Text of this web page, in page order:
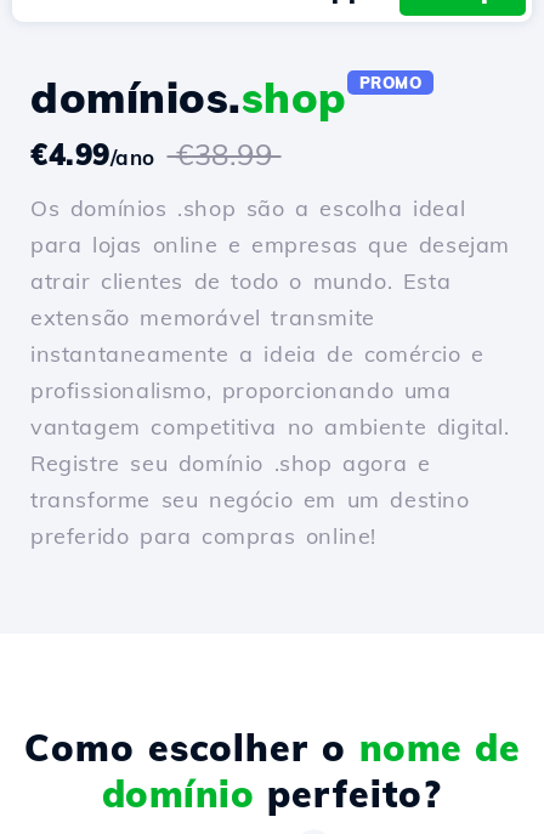
domínios.shop PROMO
€4.99/ano €38.99
Os domínios .shop são a escolha ideal
para lojas online e empresas que desejam
atrair clientes de todo o mundo. Esta
extensão memorável transmite
instantaneamente a ideia de comércio e
profissionalismo, proporcionando uma
vantagem competitiva no ambiente digital.
Registre seu domínio .shop agora e
transforme seu negócio em um destino
preferido para compras online!
Como escolher o nome de
domínio perfeito?